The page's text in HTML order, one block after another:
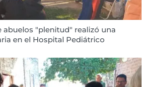
abuelos "plenitud" realizó una
en el Hospital Pediátrico